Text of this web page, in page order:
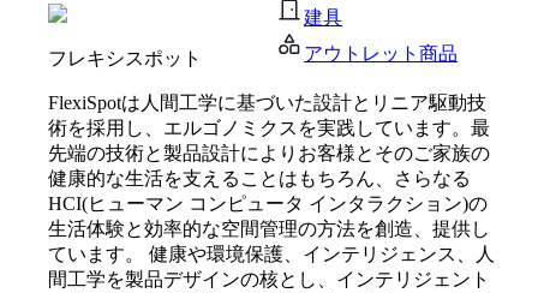
建具
アウトレット商品
フレキシスポット
FlexiSpotは人間工学に基づいた設計とリニア駆動技
術を採用し、エルゴノミクスを実践しています。最
先端の技術と製品設計によりお客様とそのご家族の
健康的な生活を支えることはもちろん、さらなる
HCI(ヒューマン コンピュータ インタラクション)の
生活体験と効率的な空間管理の方法を創造、提供し
ています。 健康や環境保護、インテリジェンス、人
間工学を製品デザインの核とし、インテリジェント